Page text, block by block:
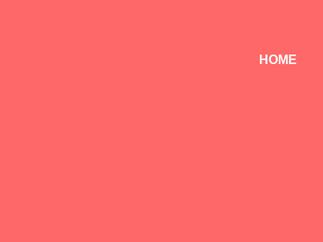
HOME